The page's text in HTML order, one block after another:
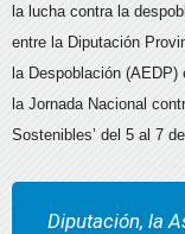
la lucha contra la
entre la Diputación
la Despoblación
la Jornada Nacional
Sostenibles’ del 5 al 7
Diputación, la